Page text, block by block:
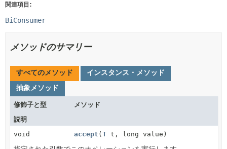
関連項目:
BiConsumer
メソッドのサマリー
すべてのメソッド
インスタンス・メソッド
抽象メソッド
修飾子と型
メソッド
説明
void
accept (Tt, long value)